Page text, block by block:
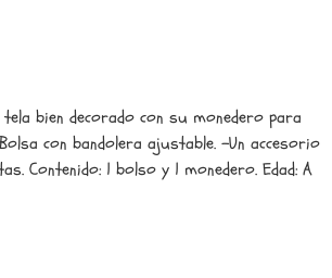
bien decorado con su monedero para
con bandolera ajustable. -Un accesorio
Contenido: 1 bolso y 1 monedero. Edad: A